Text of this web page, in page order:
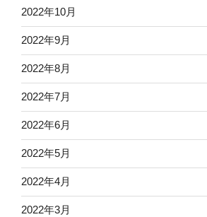
2022年10月
2022年9月
2022年8月
2022年7月
2022年6月
2022年5月
2022年4月
2022年3月